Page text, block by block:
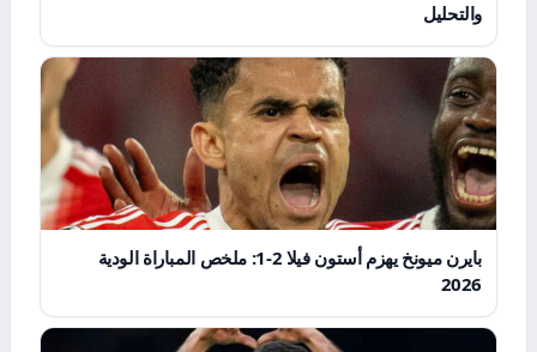
والتحليل
بايرن ميونخ يهزم أستون فيلا 2-1: ملخص المباراة الودية
2026